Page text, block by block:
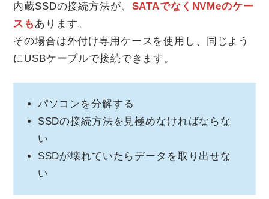
内蔵SSDの接続方法が、 SATAでなくNVMeのケー
スも あります。
その場合は外付け専用ケースを使用し、同じよう
にUSBケーブルで接続できます。
パソコンを分解する
SSDの接続方法を見極めなければならな
い
SSDが壊れていたらデータを取り出せな
い